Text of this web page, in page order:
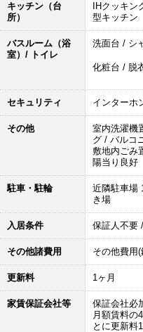
キッチン（台
所）
IHクッキ
型キッチン
バスルーム（浴
室）/ トイレ
洗面台 / シ
化粧台 / 脱
セキュリティ インターホ
その他
室内洗濯機
グ / バルコ
敷地内ごみ
陽当り良好
駐車・駐輪
近隣駐車場
き場
入居条件 保証人不要
その他諸費用 その他費用
更新料 1ヶ月
家賃保証会社等
保証会社必
月額賃料の
とに更新料